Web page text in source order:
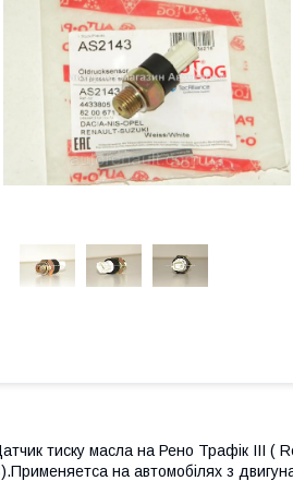
тиску масла на Рено Трафік III (
на автомобілях з